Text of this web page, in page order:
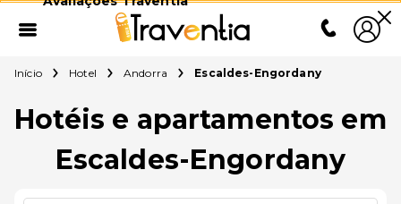
Início Hotel Andorra Escaldes-Engordany
Hotéis e apartamentos em
Escaldes-Engordany